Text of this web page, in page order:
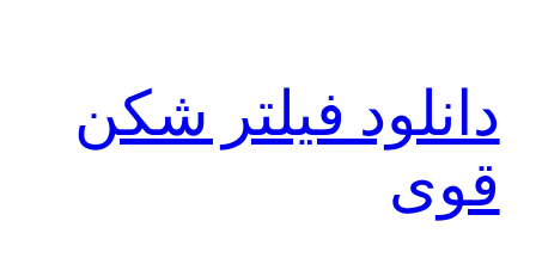
دانلود فیلتر شکن
قوی